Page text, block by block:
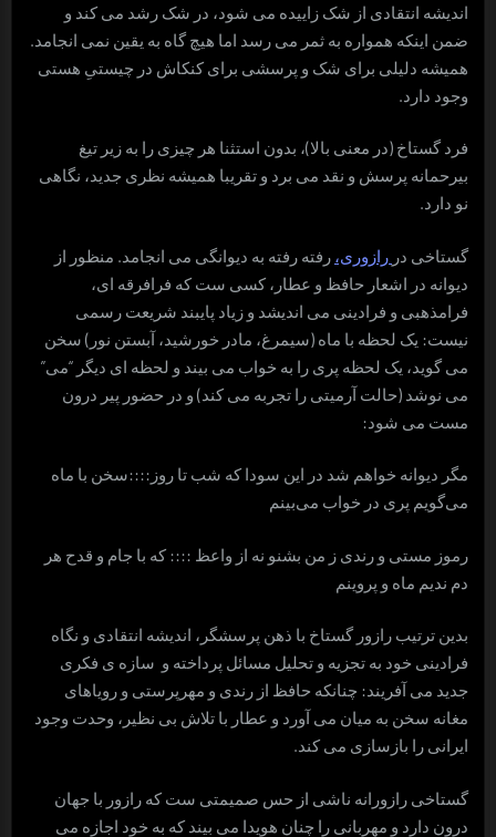
اندیشه انتقادی از شک زاییده می شود، در شک رشد می کند و
ضمن اینکه همواره به ثمر می رسد اما هیچ گاه به یقین نمی انجامد.
همیشه دلیلی برای شک و پرسشی برای کنکاش در چیستیِ هستی
وجود دارد.
فرد گستاخ (در معنی بالا)، بدون استثنا هر چیزی را به زیر تیغ
بیرحمانه پرسش و نقد می برد و تقریبا همیشه نظری جدید، نگاهی
نو دارد.
گستاخی در رازوری، رفته رفته به دیوانگی می انجامد. منظور از
دیوانه در اشعار حافظ و عطار، کسی ست که فرافرقه ای،
فرامذهبی و فرادینی می اندیشد و زیاد پایبند شریعت رسمی
نیست: یک لحظه با ماه (سیمرغ، مادر خورشید، آبستن نور) سخن
می گوید، یک لحظه پری را به خواب می بیند و لحظه ای دیگر “می”
می نوشد (حالت آرمیتی را تجربه می کند) و در حضور پیر درون
مست می شود:
مگر ديوانه خواهم شد در اين سودا که شب تا روز::::سخن با ماه
می‌گويم پری در خواب می‌بينم
رموز مستی و رندی ز من بشنو نه از واعظ :::: که با جام و قدح هر
دم نديم ماه و پروينم
بدین ترتیب رازور گستاخ با ذهن پرسشگر، اندیشه انتقادی و نگاه
فرادینی خود به تجزیه و تحلیل مسائل پرداخته و سازه ی فکری
جدید می آفریند: چنانکه حافظ از رندی و مهرپرستی و رویاهای
مغانه سخن به میان می آورد و عطار با تلاش بی نظیر، وحدت وجود
ایرانی را بازسازی می کند.
گستاخی رازورانه ناشی از حس صمیمتی ست که رازور با جهان
درون دارد و مهربانی را چنان هویدا می بیند که به خود اجازه می